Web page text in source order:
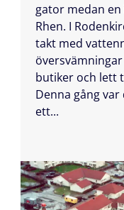
gator medan
Rhen. I
takt med
butiker och lett
Denna gång
ett...